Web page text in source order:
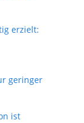
erzielt:
geringer
ist